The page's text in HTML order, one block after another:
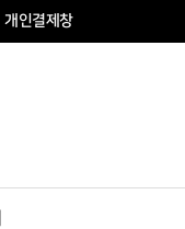
개인결제창